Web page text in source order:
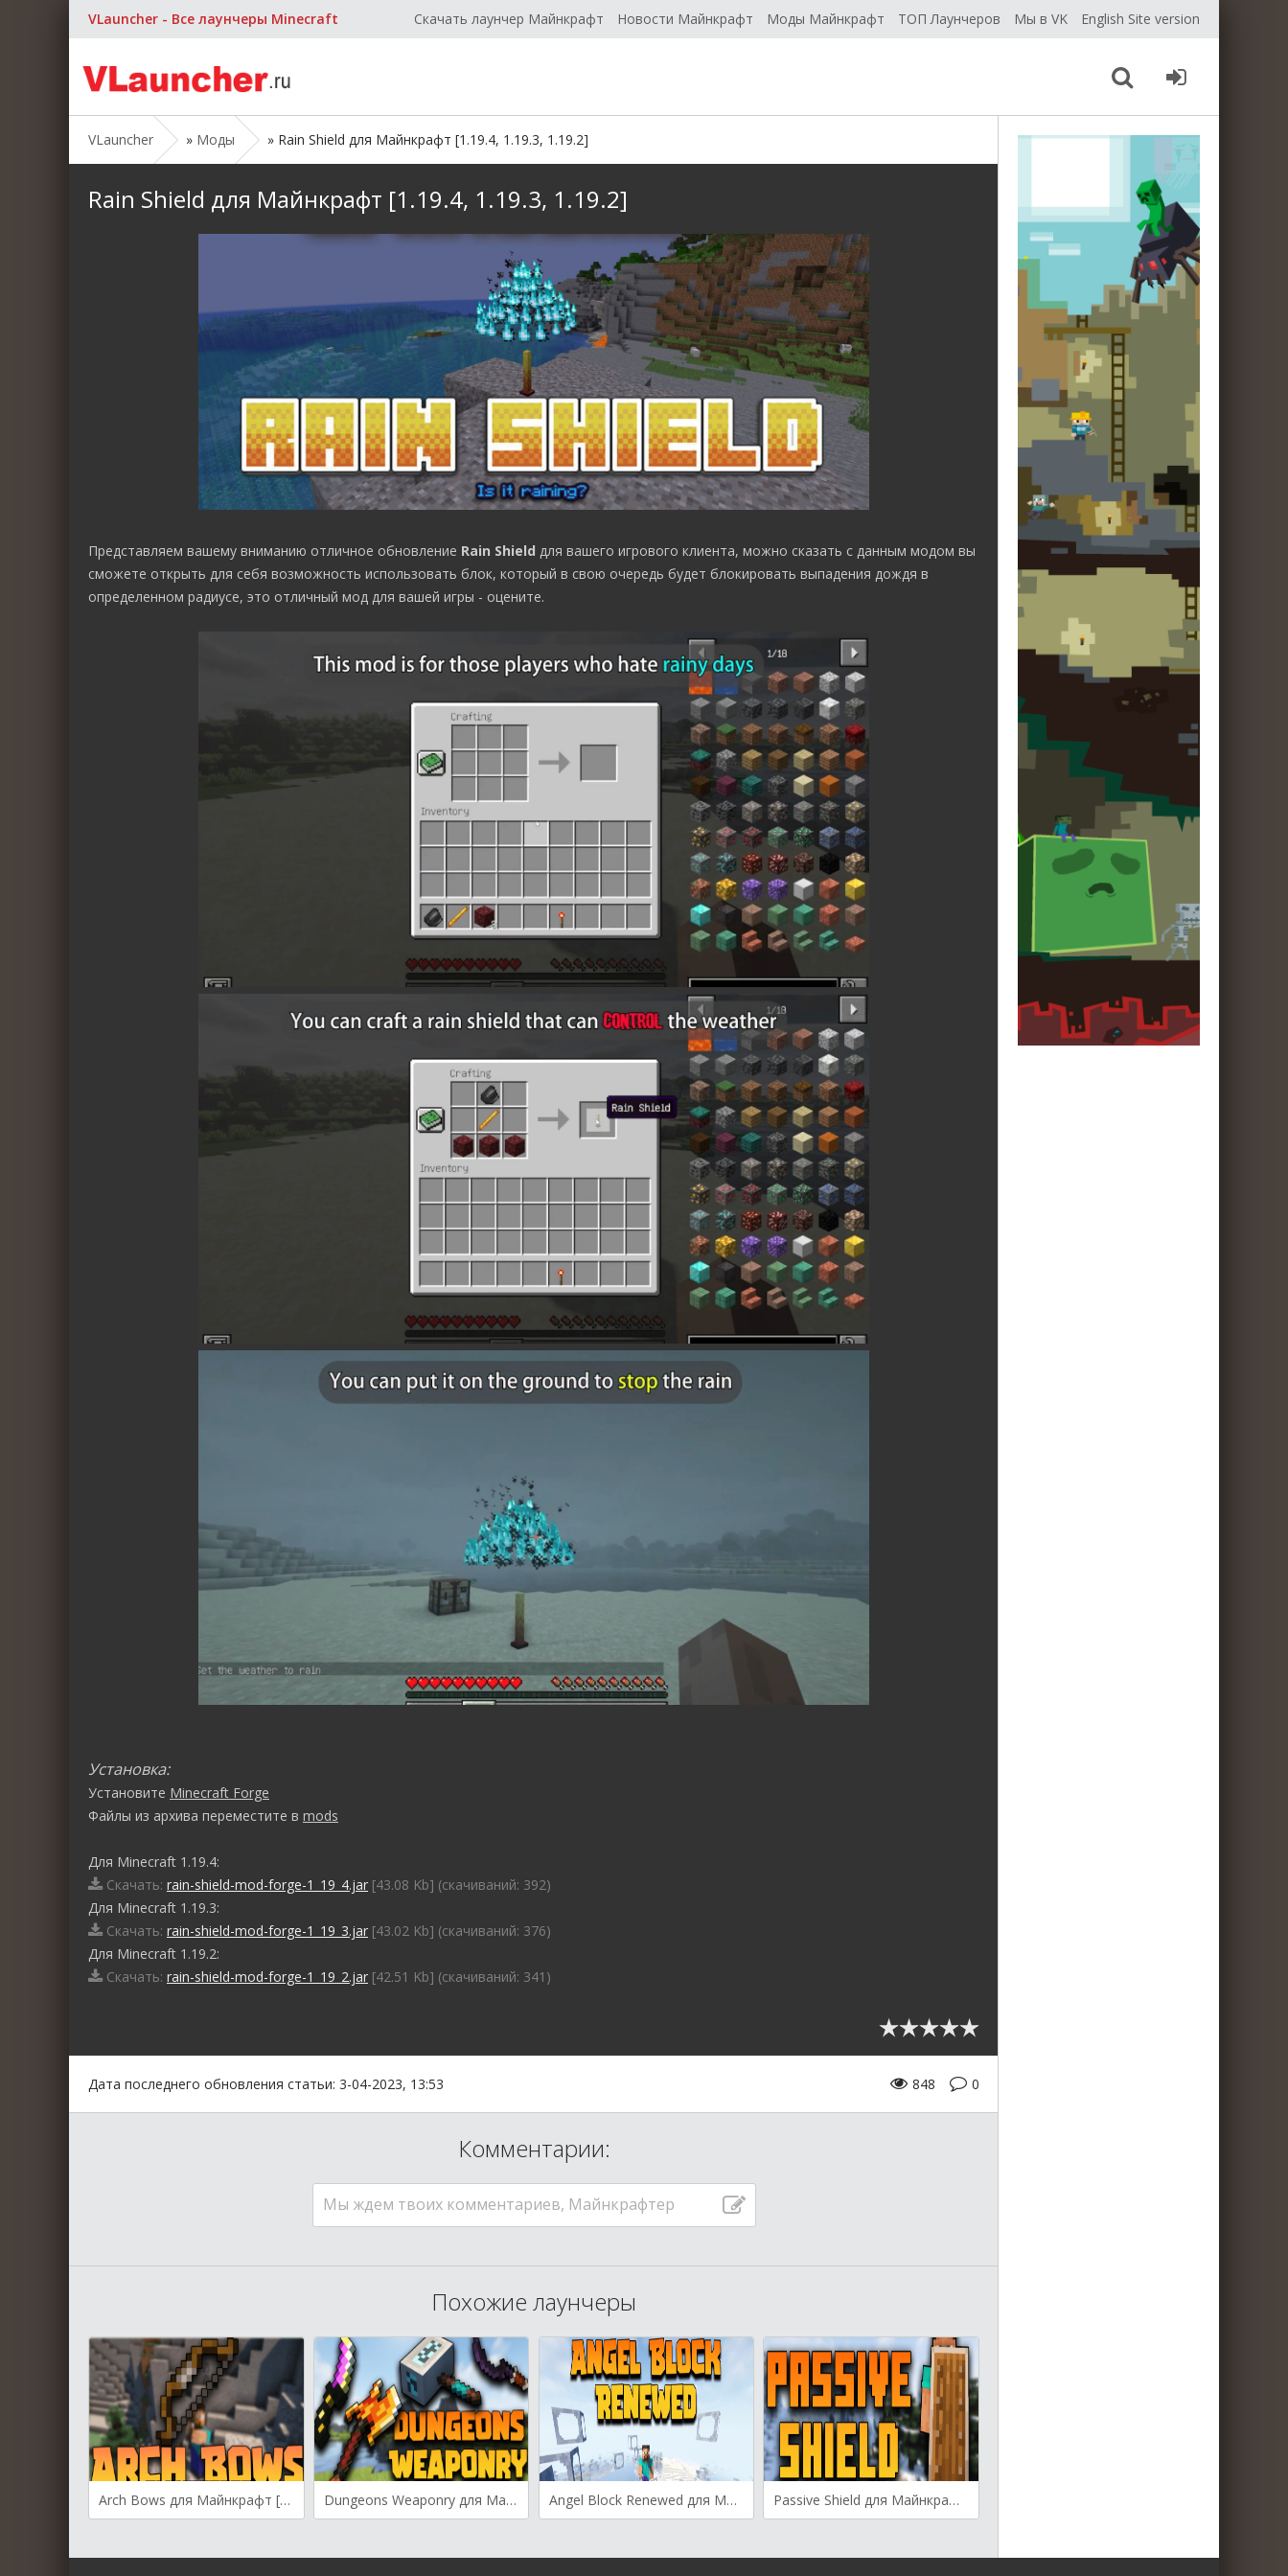
VLauncher - Все лаунчеры Minecraft Скачать лаунчер Майнкрафт Новости Майнкрафт Моды Майнкрафт ТОП Лаунчеров Мы в VK English Site version
VLauncher » Моды » Rain Shield для Майнкрафт [1.19.4, 1.19.3, 1.19.2]
Rain Shield для Майнкрафт [1.19.4, 1.19.3, 1.19.2]
Представляем вашему вниманию отличное обновление Rain Shield для вашего игрового клиента, можно сказать с данным модом вы
сможете открыть для себя возможность использовать блок, который в свою очередь будет блокировать выпадения дождя в
определенном радиусе, это отличный мод для вашей игры - оцените.
Установка:
Установите Minecraft Forge
Файлы из архива переместите в mods
Для Minecraft 1.19.4:
Скачать: rain-shield-mod-forge-1_19_4.jar [43.08 Kb] (cкачиваний: 392)
Для Minecraft 1.19.3:
Скачать: rain-shield-mod-forge-1_19_3.jar [43.02 Kb] (cкачиваний: 376)
Для Minecraft 1.19.2:
Скачать: rain-shield-mod-forge-1_19_2.jar [42.51 Kb] (cкачиваний: 341)
Дата последнего обновления статьи: 3-04-2023, 13:53 0
848
Комментарии:
Мы ждем твоих комментариев, Майнкрафтер
Похожие лаунчеры
Arch Bows для Майнкрафт [1.19.3, 1.19.2, 1.19.1] Dungeons Weaponry для Майнкрафт [1.19.2, 1.18.2, 1.17.1] Angel Block Renewed для Майнкрафт [1.19.3, 1.19.2, 1.18.2] Passive Shield для Майнкрафт [1.19.3, 1.19.2, 1.19.1]